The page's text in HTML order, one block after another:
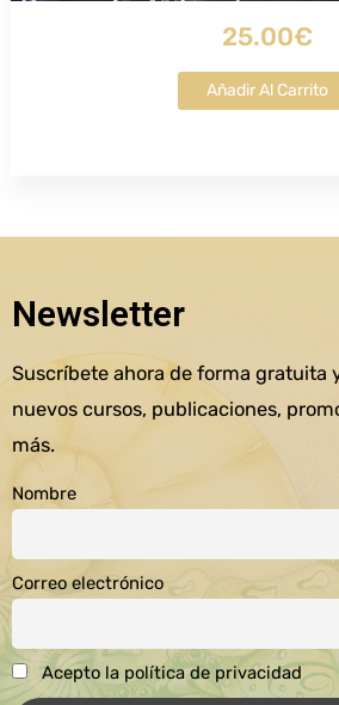
25.00€
Añadir Al Carrito
Newsletter
Suscríbete ahora de forma gratuita
nuevos cursos, publicaciones,
más.
Nombre
Correo electrónico
Acepto la política de privacidad